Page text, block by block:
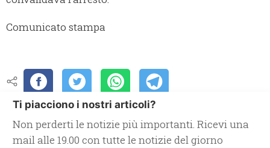
Comunicato stampa
Ti piacciono i nostri articoli?
Non perderti le notizie più importanti. Ricevi una
mail alle 19.00 con tutte le notizie del giorno